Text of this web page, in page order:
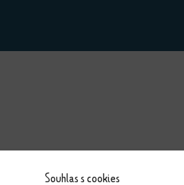
Souhlas s cookies